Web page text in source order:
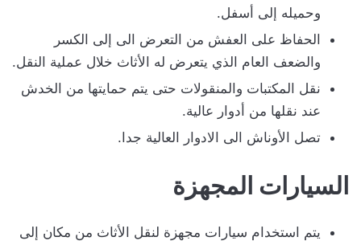
وحميله إلى أسفل.
الحفاظ على العفش من التعرض الى إلى الكسر
والضعف العام الذي يتعرض له الأثاث خلال عملية النقل.
نقل المكتبات والمنقولات حتى يتم حمايتها من الخدش
عند نقلها من أدوار عالية.
تصل الأوناش الى الادوار العالية جدا.
السيارات المجهزة
يتم استخدام سيارات مجهزة لنقل الأثاث من مكان إلى